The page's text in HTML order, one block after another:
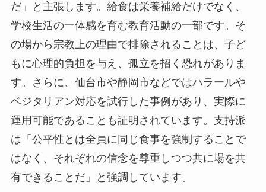
だ」と主張します。給食は栄養補給だけでなく、
学校生活の一体感を育む教育活動の一部です。そ
の場から宗教上の理由で排除されることは、子ど
もに心理的負担を与え、孤立を招く恐れがありま
す。さらに、仙台市や静岡市などではハラールや
ベジタリアン対応を試行した事例があり、実際に
運用可能であることも証明されています。支持派
は「公平性とは全員に同じ食事を強制することで
はなく、それぞれの信念を尊重しつつ共に場を共
有できることだ」と強調しています。